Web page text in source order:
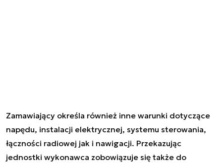
Zamawiający określa również inne warunki dotyczące
napędu, instalacji elektrycznej, systemu sterowania,
łączności radiowej jak i nawigacji. Przekazując
jednostki wykonawca zobowiązuje się także do